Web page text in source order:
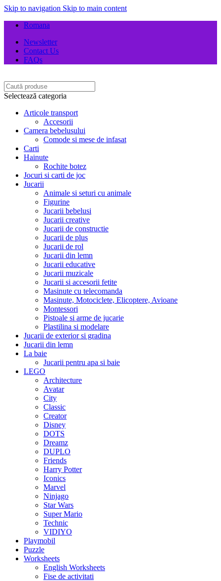
Skip to navigation Skip to main content
Romana
Newsletter
Contact Us
FAQs
Selectează categoria
Articole transport
Accesorii
Camera bebelusului
Comode si mese de infasat
Carti
Hainute
Rochite botez
Jocuri si carti de joc
Jucarii
Animale si seturi cu animale
Figurine
Jucarii bebelusi
Jucarii creative
Jucarii de constructie
Jucarii de plus
Jucarii de rol
Jucarii din lemn
Jucarii educative
Jucarii muzicale
Jucarii si accesorii fetite
Masinute cu telecomanda
Masinute, Motociclete, Elicoptere, Avioane
Montessori
Pistoale si arme de jucarie
Plastilina si modelare
Jucarii de exterior si gradina
Jucarii din lemn
La baie
Jucarii pentru apa si baie
LEGO
Architecture
Avatar
City
Classic
Creator
Disney
DOTS
Dreamz
DUPLO
Friends
Harry Potter
Iconics
Marvel
Ninjago
Star Wars
Super Mario
Technic
VIDIYO
Playmobil
Puzzle
Worksheets
English Worksheets
Fise de activitati